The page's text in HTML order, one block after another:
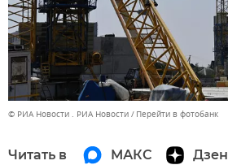
© РИА Новости . РИА Новости Перейти в фотобанк
Читать в МАКС Дзен